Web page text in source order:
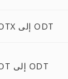
DOTX إلى ODT
DOT إلى ODT